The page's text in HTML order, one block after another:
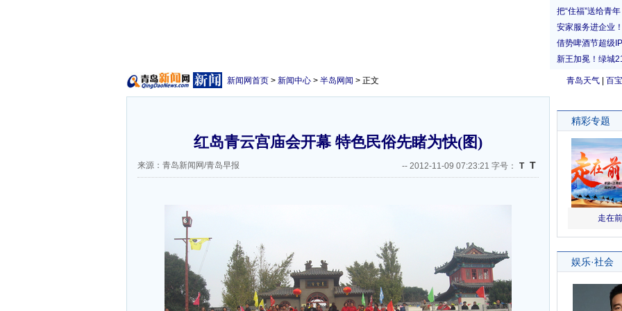
青岛天气 百
新闻网首页 > 新闻中心 > 半岛网闻 > 正文
红岛青云宫庙会开幕 特色民俗先睹为快(图)
来源：青岛新闻网/青岛早报 -- 2012-11-09 07:23:21 字号： T T